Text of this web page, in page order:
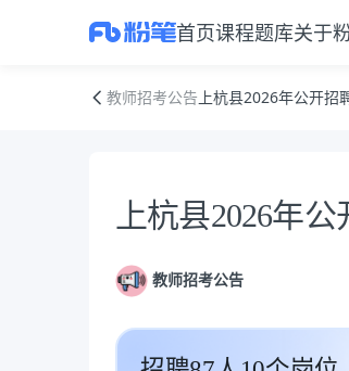
首页课程题库关于
教师招考公告 上杭县2026年公开招
公告正文
上杭县2026年
教师招考公告